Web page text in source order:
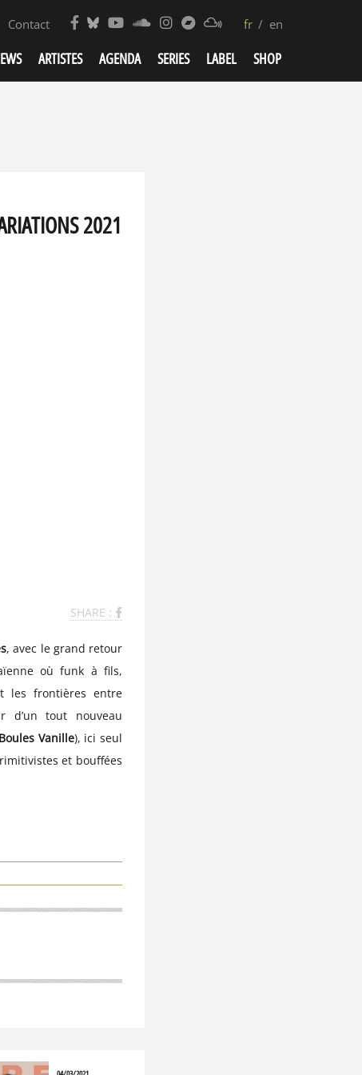
fr en
Contact
ARTISTES AGENDA SERIES LABEL SHOP
2021
SHARE :
, avec le grand retour
où funk à fils,
les frontières entre
d’un tout nouveau
Vanille), ici seul
et bouffées